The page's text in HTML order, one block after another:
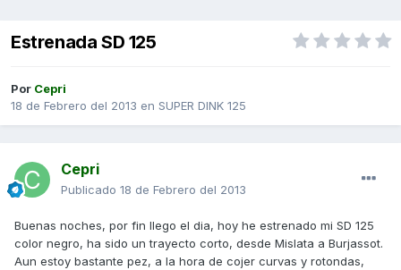
Estrenada SD 125
Por Cepri
18 de Febrero del 2013 en SUPER DINK 125
Cepri
Publicado 18 de Febrero del 2013
Buenas noches, por fin llego el dia, hoy he estrenado mi SD 125
color negro, ha sido un trayecto corto, desde Mislata a Burjassot.
Aun estoy bastante pez, a la hora de cojer curvas y rotondas,